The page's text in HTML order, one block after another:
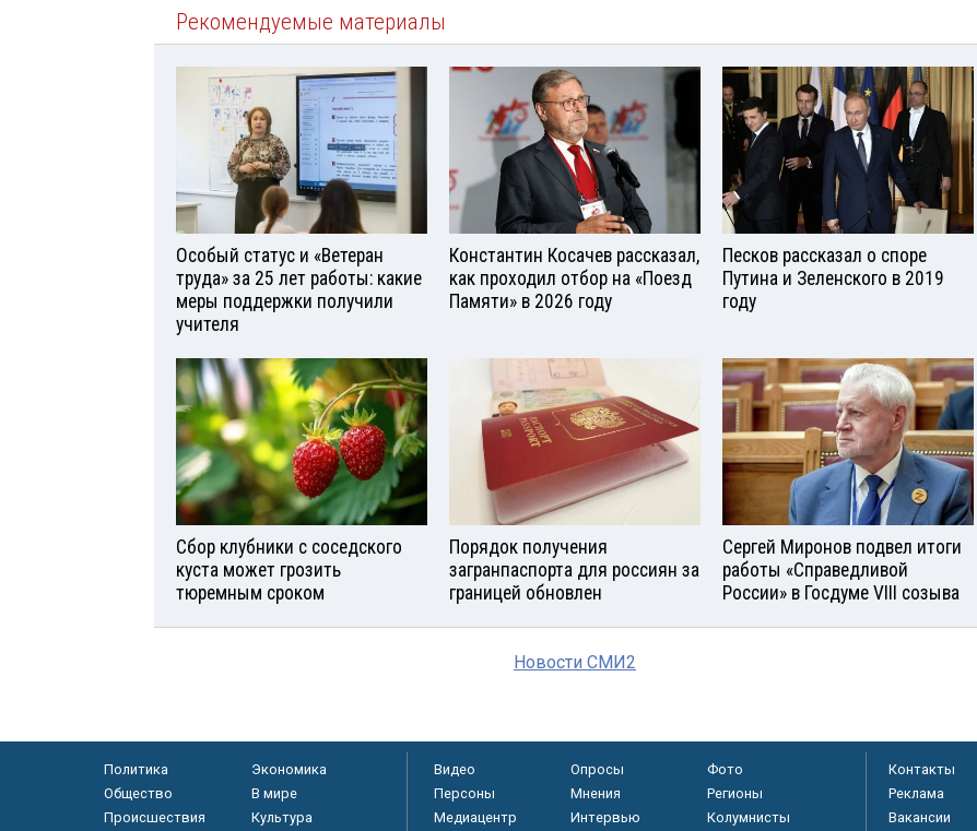
Рекомендуемые материалы
Особый статус и «Ветеран
труда» за 25 лет работы: какие
меры поддержки получили
учителя
Константин Косачев рассказал,
как проходил отбор на «Поезд
Памяти» в 2026 году
Песков рассказал о споре
Путина и Зеленского в 2019
году
Сбор клубники с соседского
куста может грозить
тюремным сроком
Порядок получения
загранпаспорта для россиян за
границей обновлен
Сергей Миронов подвел итоги
работы «Справедливой
России» в Госдуме VIII созыва
Новости СМИ2
Политика
Экономика
Общество
В мире
Происшествия
Культура
Видео Опросы
Фото
Персоны
Мнения
Регионы
Медиацентр
Интервью Колумнисты
Контакты
Реклама
Вакансии